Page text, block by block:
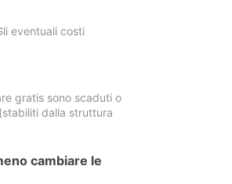
eventuali costi
gratis sono scaduti o
dalla struttura
cambiare le